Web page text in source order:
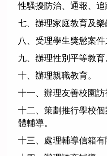
性騷擾防治、通報、追
七、辦理家庭教育及樂
八、受理學生獎懲案件
九、辦理性別平等教育
十、辦理親職教育。
十一、辦理友善校園訪
十二、策劃推行學校
體輔導。
十三、處理輔導信箱有